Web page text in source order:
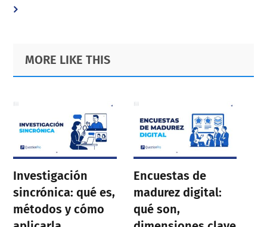
Primary
Sidebar
Footer
MORE LIKE THIS
Investigación
sincrónica: qué es,
métodos y cómo
Encuestas de
madurez digital:
qué son,